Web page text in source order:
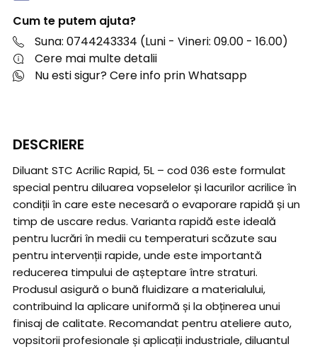
Cum te putem ajuta?
Suna: 0744243334 (Luni - Vineri: 09.00 - 16.00)
Cere mai multe detalii
Nu esti sigur? Cere info prin Whatsapp
DESCRIERE
Diluant STC Acrilic Rapid, 5L – cod 036 este formulat
special pentru diluarea vopselelor și lacurilor acrilice în
condiții în care este necesară o evaporare rapidă și un
timp de uscare redus. Varianta rapidă este ideală
pentru lucrări în medii cu temperaturi scăzute sau
pentru intervenții rapide, unde este importantă
reducerea timpului de așteptare între straturi.
Produsul asigură o bună fluidizare a materialului,
contribuind la aplicare uniformă și la obținerea unui
finisaj de calitate. Recomandat pentru ateliere auto,
vopsitorii profesionale și aplicații industriale, diluantul